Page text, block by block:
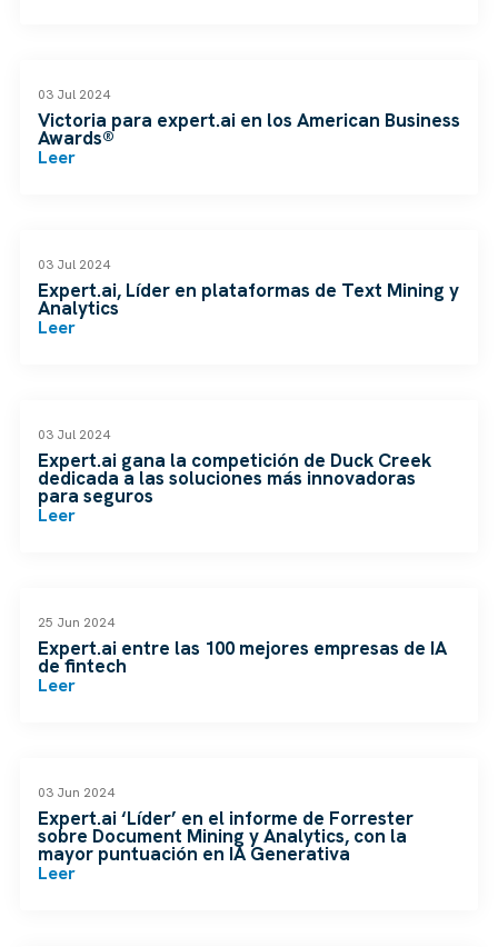
NOTICIAS
03 Jul 2024
Victoria para expert.ai en los American Business
Awards®
Leer
NOTICIAS
03 Jul 2024
Expert.ai, Líder en plataformas de Text Mining y
Analytics
Leer
NOTICIAS
03 Jul 2024
Expert.ai gana la competición de Duck Creek
dedicada a las soluciones más innovadoras
para seguros
Leer
NOTICIAS
25 Jun 2024
Expert.ai entre las 100 mejores empresas de IA
de fintech
Leer
NOTICIAS
03 Jun 2024
Expert.ai ‘Líder’ en el informe de Forrester
sobre Document Mining y Analytics, con la
mayor puntuación en IA Generativa
Leer